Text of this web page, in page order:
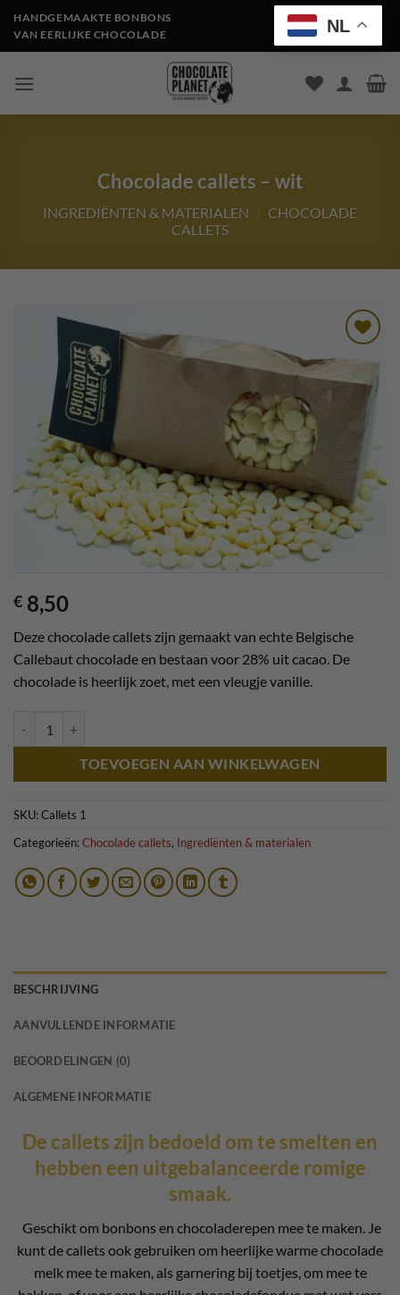
Ga
naar
inhoud
HANDGEMAAKTE BONBONS
VAN EERLIJKE CHOCOLADE
Chocolade callets – wit
INGREDIËNTEN & MATERIALEN / CHOCOLADE
CALLETS
Toevoegen
aan
verlanglijst
€ 8,50
Deze chocolade callets zijn gemaakt van echte Belgische
Callebaut chocolade en bestaan voor 28% uit cacao. De
chocolade is heerlijk zoet, met een vleugje vanille.
TOEVOEGEN AAN WINKELWAGEN
SKU:Callets 1
Categorieën:Chocolade callets, Ingrediënten & materialen
BESCHRIJVING
AANVULLENDE INFORMATIE
BEOORDELINGEN (0)
ALGEMENE INFORMATIE
De callets zijn bedoeld om te smelten en
hebben een uitgebalanceerde romige
smaak.
Geschikt om bonbons en chocoladerepen mee te maken. Je
kunt de callets ook gebruiken om heerlijke warme chocolade
melk mee te maken, als garnering bij toetjes, om mee te
NL